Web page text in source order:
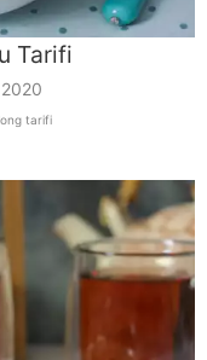
Tarifi
long tarifi